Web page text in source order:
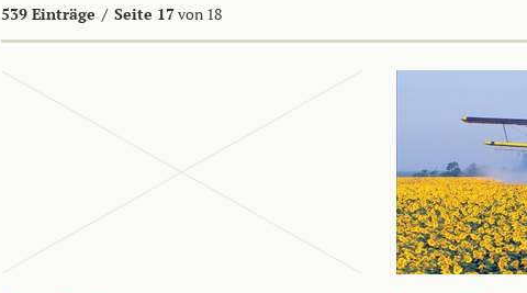
539 Einträge / Seite 17von 18